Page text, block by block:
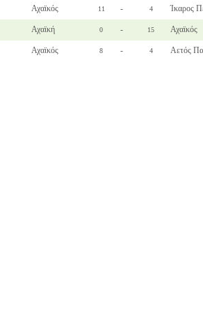
Αχαϊκός 11 - 4 Ίκαρος
Αχαϊκή 0 - 15 Αχαϊκός
Αχαϊκός 8 - 4 Αετός